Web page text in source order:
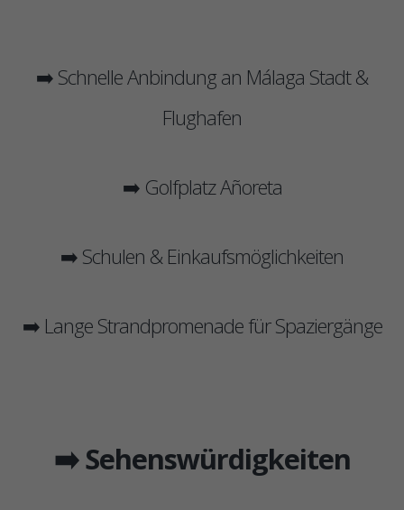
➡️ Schnelle Anbindung an Málaga Stadt &
Flughafen
➡️ Golfplatz Añoreta
➡️ Schulen & Einkaufsmöglichkeiten
➡️ Lange Strandpromenade für Spaziergänge
➡️ Sehenswürdigkeiten